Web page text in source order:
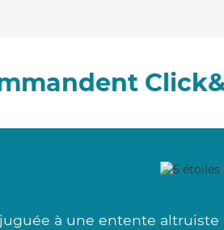
à une entente